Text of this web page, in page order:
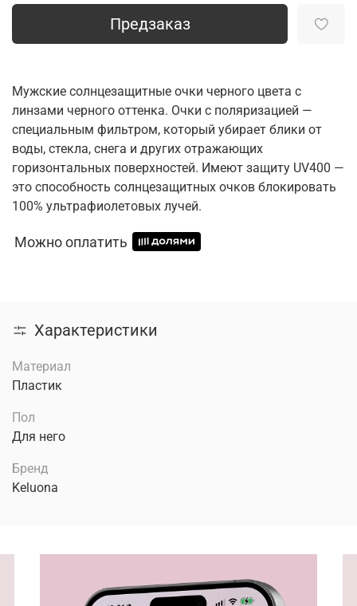
Предзаказ
Мужские солнцезащитные очки черного цвета с
линзами черного оттенка. Очки с поляризацией —
специальным фильтром, который убирает блики от
воды, стекла, снега и других отражающих
горизонтальных поверхностей. Имеют защиту UV400 —
это способность солнцезащитных очков блокировать
100% ультрафиолетовых лучей.
Можно оплатить
Характеристики
Материал
Пластик
Пол
Для него
Бренд
Keluona